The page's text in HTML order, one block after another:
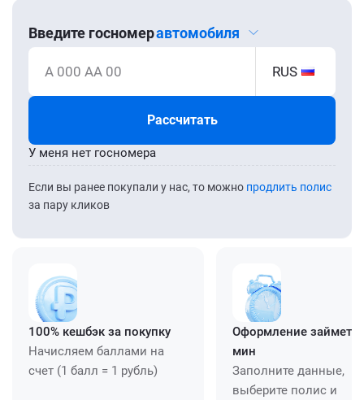
Введите госномеравтомобиля
А 000 АА 00 RUS
Рассчитать
Если вы ранее покупали у нас, то можно продлить полис
за пару кликов
У меня нет госномера
100% кешбэк за покупку
Начисляем баллами на
счет (1 балл = 1 рубль)
Оформление займет
мин
Заполните данные,
выберите полис и